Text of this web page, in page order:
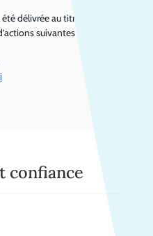
délivrée au titre
suivantes :
confiance